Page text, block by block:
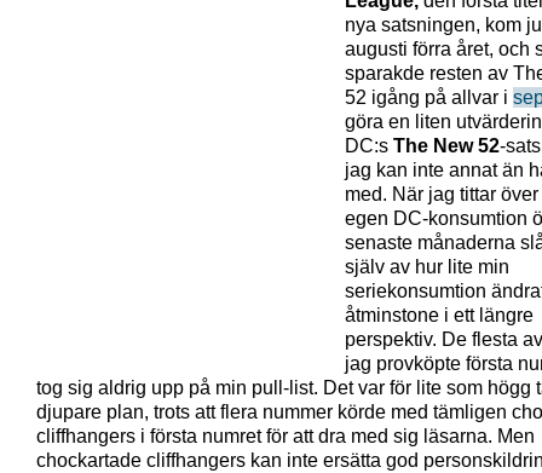
nya satsningen, kom
augusti förra året, och
sparakde resten av
52 igång på allvar i
göra en liten
DC:s The New 52-
jag kan inte annat än
med. När jag tittar
egen DC-konsumtion
senaste månaderna
själv av hur lite min
seriekonsumtion
åtminstone i ett längre
perspektiv. De flesta
jag provköpte första
tog sig aldrig upp på min pull-list. Det var för lite som högg
djupare plan, trots att flera nummer körde med tämligen
cliffhangers i första numret för att dra med sig läsarna. Men
chockartade cliffhangers kan inte ersätta god